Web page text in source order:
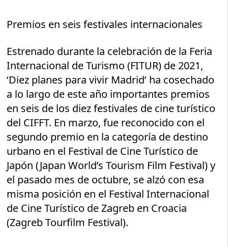
Premios en seis festivales internacionales
Estrenado durante la celebración de la Feria
Internacional de Turismo (FITUR) de 2021,
‘Diez planes para vivir Madrid’ ha cosechado
a lo largo de este año importantes premios
en seis de los diez festivales de cine turístico
del CIFFT. En marzo, fue reconocido con el
segundo premio en la categoría de destino
urbano en el Festival de Cine Turístico de
Japón (Japan World’s Tourism Film Festival) y
el pasado mes de octubre, se alzó con esa
misma posición en el Festival Internacional
de Cine Turístico de Zagreb en Croacia
(Zagreb Tourfilm Festival).